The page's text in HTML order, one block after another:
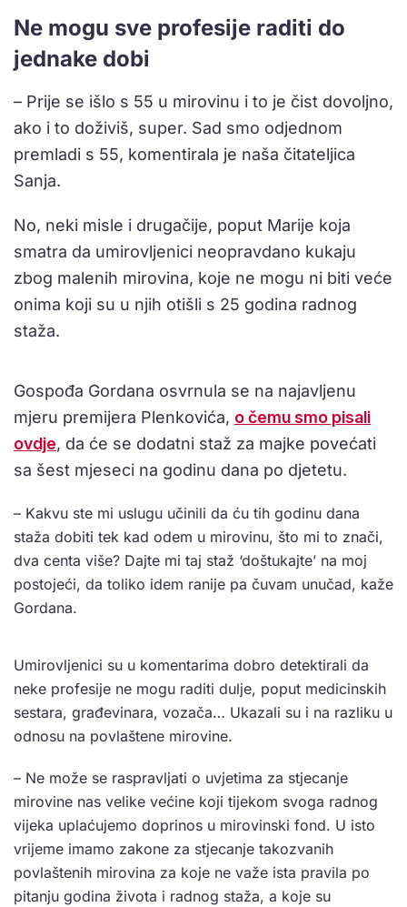
Ne mogu sve profesije raditi do
jednake dobi
– Prije se išlo s 55 u mirovinu i to je čist dovoljno,
ako i to doživiš, super. Sad smo odjednom
premladi s 55, komentirala je naša čitateljica
Sanja.
No, neki misle i drugačije, poput Marije koja
smatra da umirovljenici neopravdano kukaju
zbog malenih mirovina, koje ne mogu ni biti veće
onima koji su u njih otišli s 25 godina radnog
staža.
Gospođa Gordana osvrnula se na najavljenu
mjeru premijera Plenkovića, o čemu smo pisali
ovdje, da će se dodatni staž za majke povećati
sa šest mjeseci na godinu dana po djetetu.
– Kakvu ste mi uslugu učinili da ću tih godinu dana
staža dobiti tek kad odem u mirovinu, što mi to znači,
dva centa više? Dajte mi taj staž ‘doštukajte’ na moj
postojeći, da toliko idem ranije pa čuvam unučad, kaže
Gordana.
Umirovljenici su u komentarima dobro detektirali da
neke profesije ne mogu raditi dulje, poput medicinskih
sestara, građevinara, vozača… Ukazali su i na razliku u
odnosu na povlaštene mirovine.
– Ne može se raspravljati o uvjetima za stjecanje
mirovine nas velike većine koji tijekom svoga radnog
vijeka uplaćujemo doprinos u mirovinski fond. U isto
vrijeme imamo zakone za stjecanje takozvanih
povlaštenih mirovina za koje ne važe ista pravila po
pitanju godina života i radnog staža, a koje su